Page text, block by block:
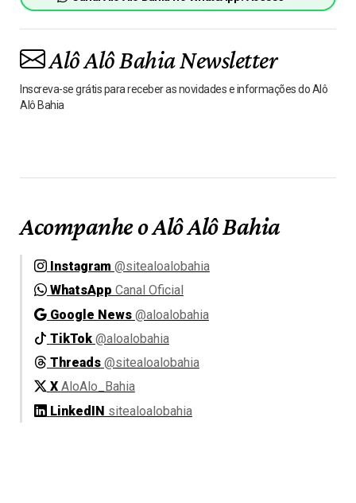
Alô Alô Bahia Newsletter
Inscreva-se grátis para receber as novidades e informações do Alô
Alô Bahia
Acompanhe o Alô Alô Bahia
Instagram @sitealoalobahia
WhatsApp Canal Oficial
Google News @aloalobahia
TikTok @aloalobahia
Threads @sitealoalobahia
X AloAlo_Bahia
LinkedIN sitealoalobahia